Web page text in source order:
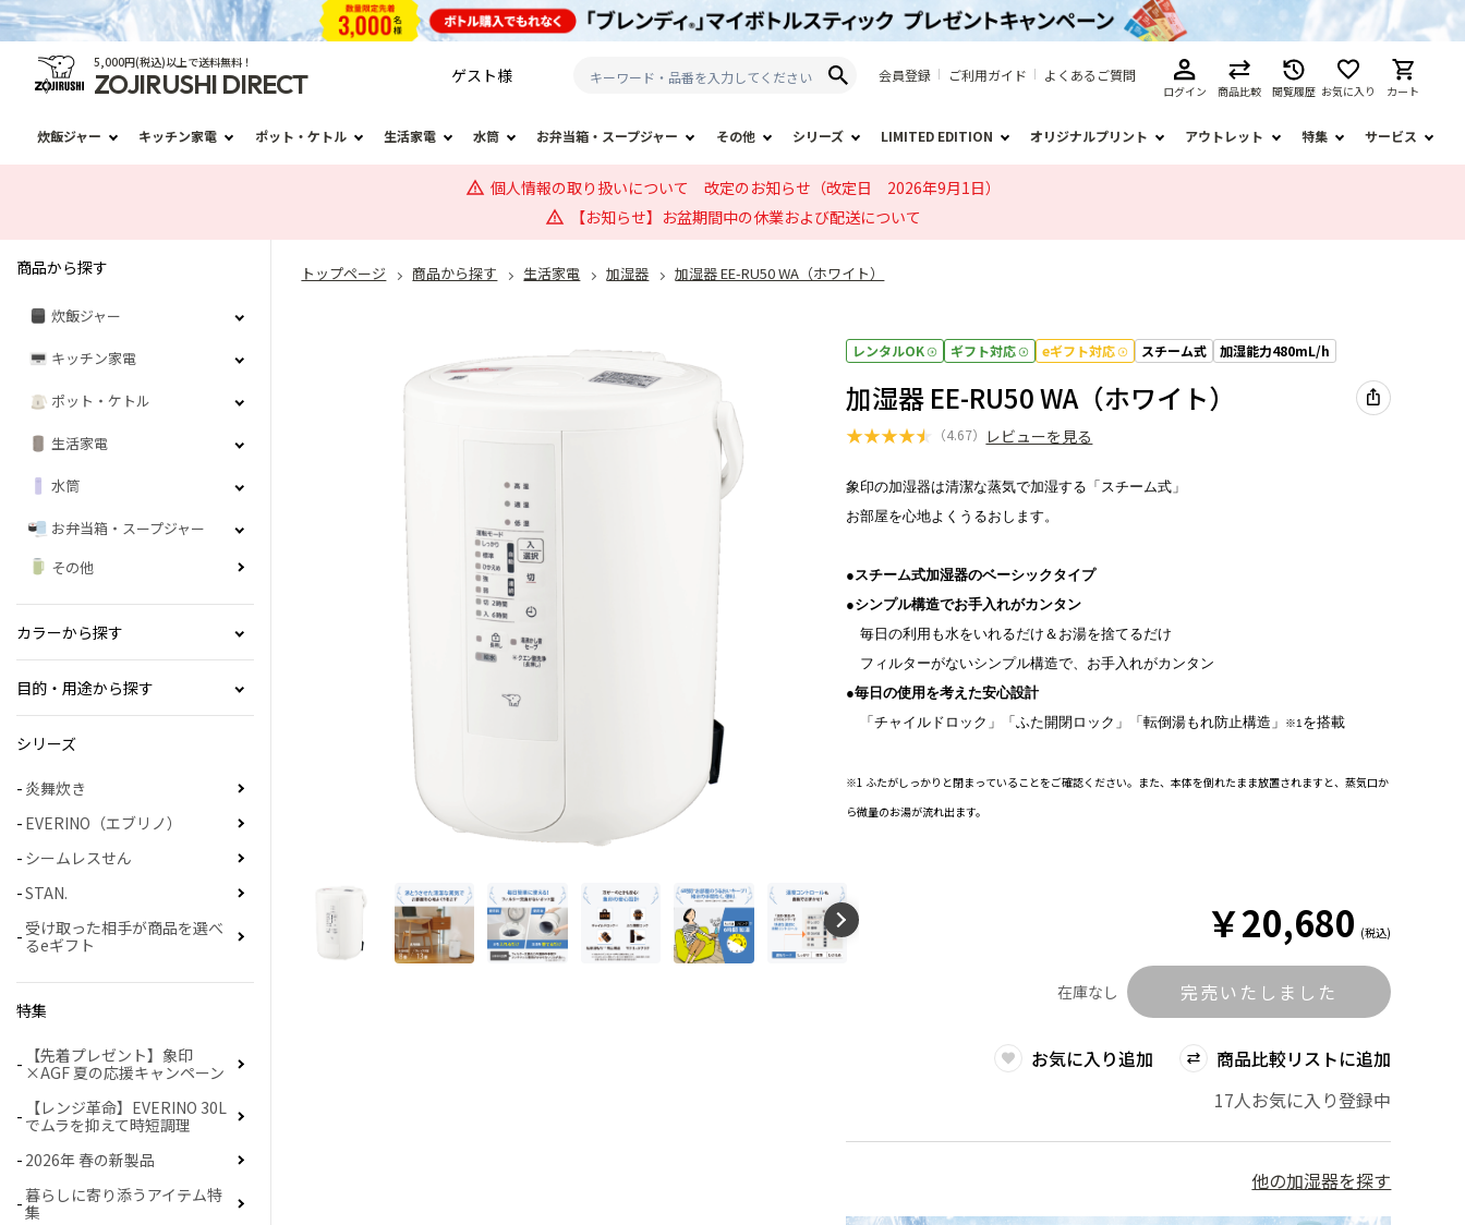
5,000円(税込)以上で送料無料！
ZOJIRUSHI DIRECT ゲスト様 会員登録 ご利用ガイド よくあるご質問
ログイン 商品比較 閲覧履歴 お気に入り カート
炊飯ジャー キッチン家電 ポット・ケトル 生活家電 水筒 お弁当箱・スープジャー その他 シリーズ LIMITED EDITION オリジナルプリント アウトレット 特集 サービス
個人情報の取り扱いについて 改定のお知らせ（改定日 2026年9月1日）
【お知らせ】お盆期間中の休業および配送について
トップページ 商品から探す 生活家電 加湿器 加湿器 EE-RU50 WA（ホワイト）
レンタルOK ギフト対応 eギフト対応 スチーム式 加湿能力480mL/h
加湿器 EE-RU50 WA（ホワイト）
★★★★★ （4.67） レビューを見る
象印の加湿器は清潔な蒸気で加湿する「スチーム式」
お部屋を心地よくうるおします。
●スチーム式加湿器のベーシックタイプ
●シンプル構造でお手入れがカンタン
毎日の利用も水をいれるだけ＆お湯を捨てるだけ
フィルターがないシンプル構造で、お手入れがカンタン
●毎日の使用を考えた安心設計
「チャイルドロック」「ふた開閉ロック」「転倒湯もれ防止構造」
※1を搭載
※1 ふたがしっかりと閉まっていることをご確認ください。また、本体を倒れたまま放置されますと、蒸気口か
ら微量のお湯が流れ出ます。
￥20,680 (税込)
在庫なし 完売いたしました
お気に入り追加
商品比較リストに追加
17人お気に入り登録中
他の加湿器を探す
商品から探す
炊飯ジャー
キッチン家電
ポット・ケトル
生活家電
水筒
お弁当箱・スープジャー
その他
カラーから探す
目的・用途から探す
シリーズ
炎舞炊き
EVERINO（エブリノ）
シームレスせん
STAN.
受け取った相手が商品を選べ
るeギフト
特集
【先着プレゼント】象印
×AGF 夏の応援キャンペーン
【レンジ革命】EVERINO 30L
でムラを抑えて時短調理
2026年 春の新製品
暮らしに寄り添うアイテム特
集